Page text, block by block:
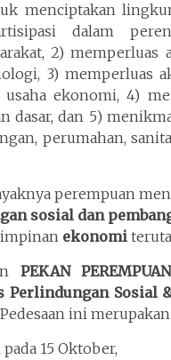
menciptakan
dalam
2) memperluas
3) memperluas
ekonomi, 4)
dasar, dan 5)
perumahan,
perempuan
sosial dan
ekonomi
PEKAN
Sosial
ini
15 Oktober,